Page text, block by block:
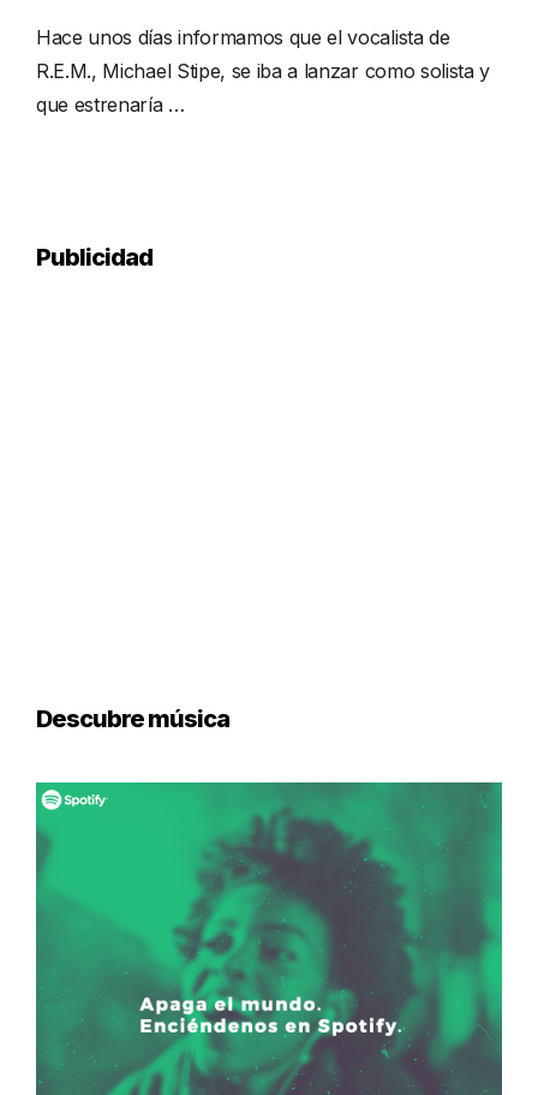
Hace unos días informamos que el vocalista de
R.E.M., Michael Stipe, se iba a lanzar como solista y
que estrenaría …
Publicidad
Descubre música